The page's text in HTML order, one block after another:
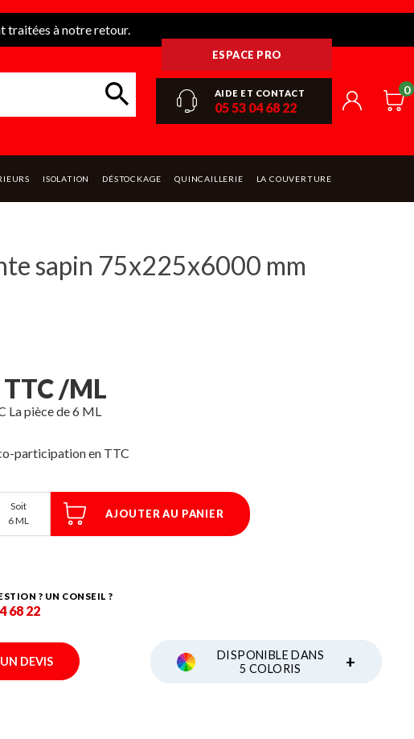
traitées à notre retour.
ESPACE PRO
AIDE ET CONTACT
05 53 04 68 22
0
ISOLATION DÉSTOCKAGE QUINCAILLERIE LA COUVERTURE
sapin 75x225x6000 mm
/ML
La pièce de 6 ML
participation
Soit
6 ML
AJOUTER AU PANIER
? UN CONSEIL ?
68 22
DEVIS
DISPONIBLE DANS
5 COLORIS
+